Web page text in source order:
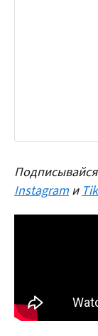
Instagram и